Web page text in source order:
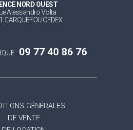
NORD OUEST
Alessandro Volta
CARQUEFOU CEDEX
: 09 77 40 86 76
GÉNÉRALES
DE VENTE